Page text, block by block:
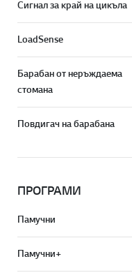
Сигнал за край на цикъла
LoadSense
Барабан от неръждаема
стомана
Повдигач на барабана
ПРОГРАМИ
Памучни
Памучни+